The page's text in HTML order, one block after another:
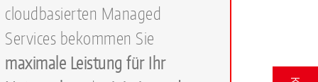
cloudbasierten Managed
Services bekommen Sie
maximale Leistung für Ihr